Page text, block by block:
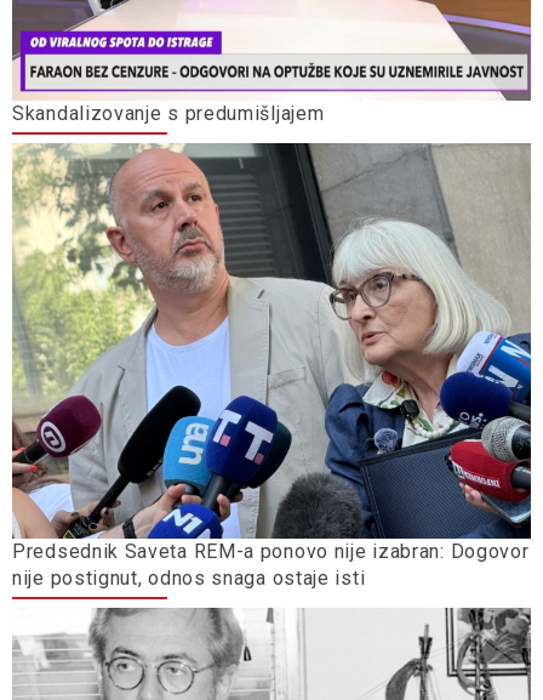
Skandalizovanje s predumišljajem
Predsednik Saveta REM-a ponovo nije izabran: Dogovor
nije postignut, odnos snaga ostaje isti